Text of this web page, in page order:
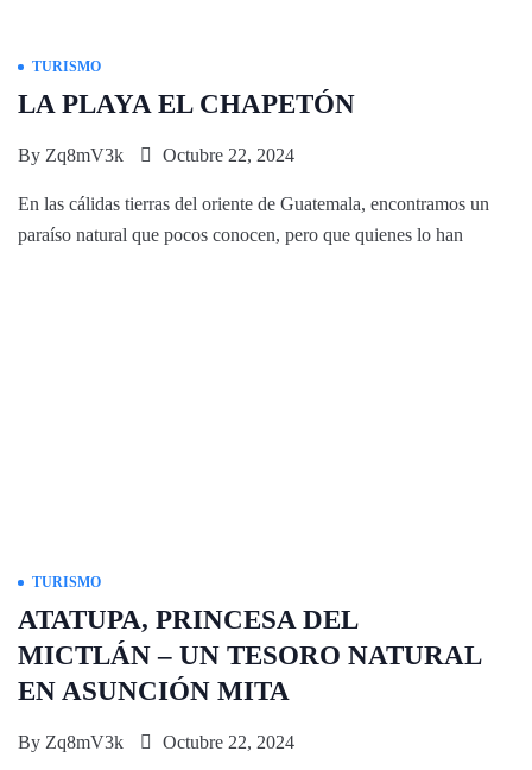
TURISMO
LA PLAYA EL CHAPETÓN
By Zq8mV3k Octubre 22, 2024
En las cálidas tierras del oriente de Guatemala, encontramos un
paraíso natural que pocos conocen, pero que quienes lo han
TURISMO
ATATUPA, PRINCESA DEL
MICTLÁN – UN TESORO NATURAL
EN ASUNCIÓN MITA
By Zq8mV3k Octubre 22, 2024